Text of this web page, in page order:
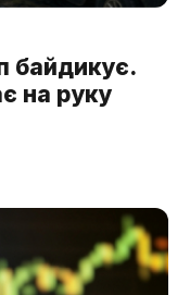
байдикує.
на руку